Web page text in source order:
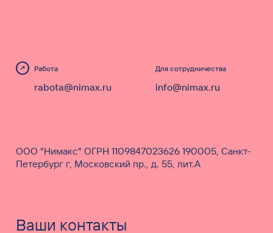
Работа
rabota@nimax.ru
Для сотрудничества
info@nimax.ru
ООО "Нимакс" ОГРН 1109847023626 190005, Санкт-
Петербург г, Московский пр., д. 55, лит.А
Ваши контакты